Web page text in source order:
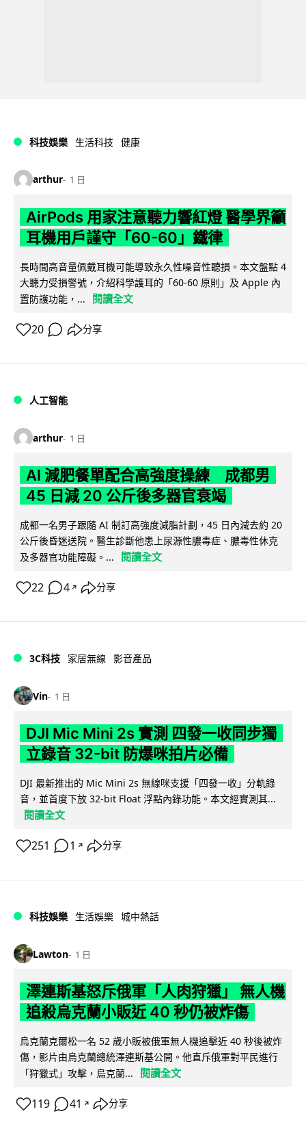
科技娛樂 生活科技 健康
arthur 1 日
AirPods 用家注意聽力響紅燈 醫學界籲
耳機用戶謹守「60-60」鐵律
長時間高音量佩戴耳機可能導致永久性噪音性聽損。本文盤點 4
大聽力受損警號，介紹科學護耳的「60-60 原則」及 Apple 內
置防護功能，...
閱讀全文
20 分享
人工智能
arthur 1 日
AI 減肥餐單配合高強度操練 成都男
45 日減 20 公斤後多器官衰竭
成都一名男子跟隨 AI 制訂高強度減脂計劃，45 日內減去約 20
公斤後昏迷送院。醫生診斷他患上尿源性膿毒症、膿毒性休克
及多器官功能障礙。...
閱讀全文
22 4 ↗ 分享
3C科技 家居無線 影音產品
Vin 1 日
DJI Mic Mini 2s 實測 四發一收同步獨
立錄音 32-bit 防爆咪拍片必備
DJI 最新推出的 Mic Mini 2s 無線咪支援「四發一收」分軌錄
音，並首度下放 32-bit Float 浮點內錄功能。本文經實測其...
閱讀全文
251 1 ↗ 分享
科技娛樂 生活娛樂 城中熱話
Lawton 1 日
澤連斯基怒斥俄軍「人肉狩獵」 無人機
追殺烏克蘭小販近 40 秒仍被炸傷
烏克蘭克爾松一名 52 歲小販被俄軍無人機追擊近 40 秒後被炸
傷，影片由烏克蘭總統澤連斯基公開。他直斥俄軍對平民進行
「狩獵式」攻擊，烏克蘭...
閱讀全文
119 41 ↗ 分享